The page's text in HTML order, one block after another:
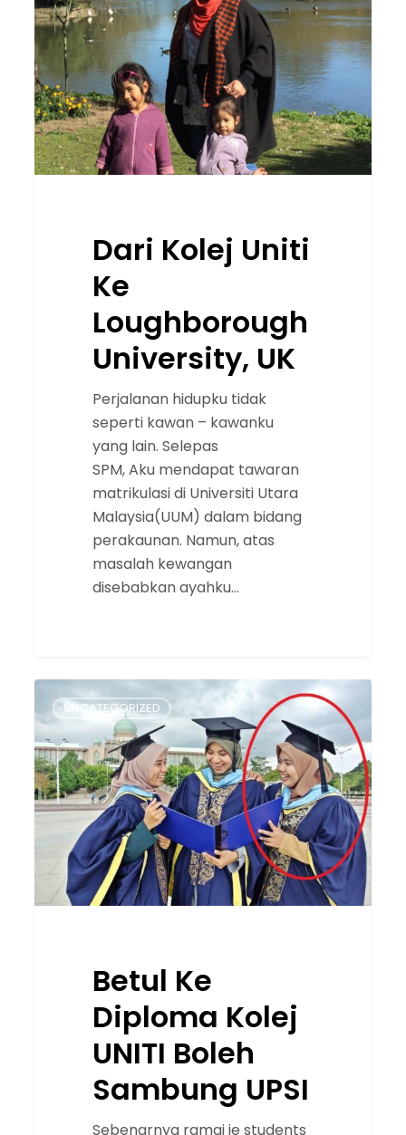
Uniti
Ke
Loughborough
University,
UK
Dari Kolej Uniti
Ke
Loughborough
University, UK
Perjalanan hidupku tidak
seperti kawan – kawanku
yang lain. Selepas
SPM, Aku mendapat tawaran
matrikulasi di Universiti Utara
Malaysia(UUM) dalam bidang
perakaunan. Namun, atas
masalah kewangan
disebabkan ayahku…
Ke
Diploma
Kolej
UNITI
Boleh
Sambung
UNCATEGORIZED
Betul Ke
Diploma Kolej
UNITI Boleh
Sambung UPSI
Sebenarnya ramai je students